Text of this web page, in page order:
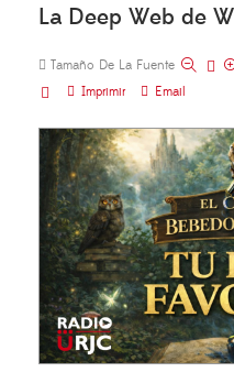
La Deep Web de
Tamaño De La Fuente
Imprimir
Email